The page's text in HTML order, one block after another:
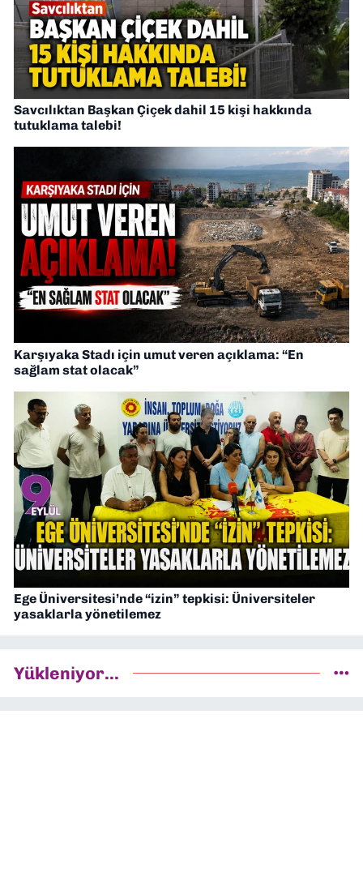
Savcılıktan Başkan Çiçek dahil 15 kişi hakkında
tutuklama talebi!
Karşıyaka Stadı için umut veren açıklama: “En
sağlam stat olacak”
Ege Üniversitesi’nde “izin” tepkisi: Üniversiteler
yasaklarla yönetilemez
Yükleniyor...